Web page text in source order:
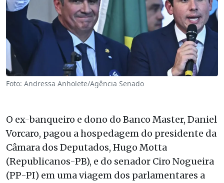
Foto: Andressa Anholete/Agência Senado
O ex-banqueiro e dono do Banco Master, Daniel
Vorcaro, pagou a hospedagem do presidente da
Câmara dos Deputados, Hugo Motta
(Republicanos-PB), e do senador Ciro Nogueira
(PP-PI) em uma viagem dos parlamentares a